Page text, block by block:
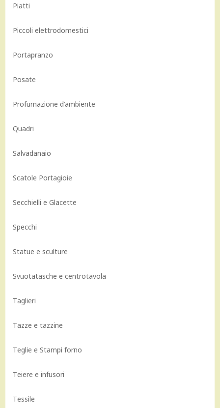
Piatti
Piccoli elettrodomestici
Portapranzo
Posate
Profumazione d’ambiente
Quadri
Salvadanaio
Scatole Portagioie
Secchielli e Glacette
Specchi
Statue e sculture
Svuotatasche e centrotavola
Taglieri
Tazze e tazzine
Teglie e Stampi forno
Teiere e infusori
Tessile